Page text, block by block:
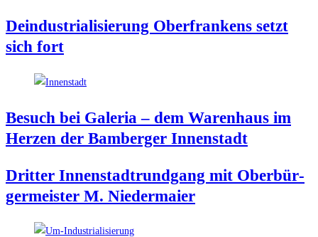
Deindus­tria­li­sie­rung Ober­fran­kens setzt
sich fort
Besuch bei Gale­ria – dem Waren­haus im
Her­zen der Bam­ber­ger Innenstadt
Drit­ter Innen­stadt­rund­gang mit Ober­bür­
ger­meis­ter M. Niedermaier